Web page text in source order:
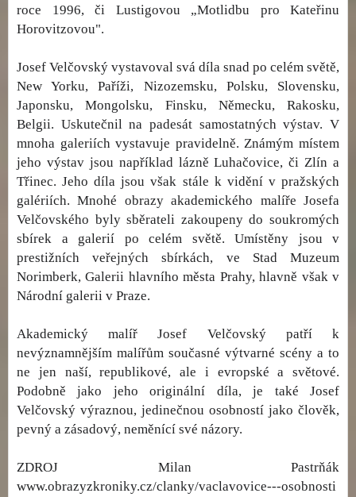
roce 1996, či Lustigovou „Motlidbu pro Kateřinu
Horovitzovou".
Josef Velčovský vystavoval svá díla snad po celém světě,
New Yorku, Paříži, Nizozemsku, Polsku, Slovensku,
Japonsku, Mongolsku, Finsku, Německu, Rakosku,
Belgii. Uskutečnil na padesát samostatných výstav. V
mnoha galeriích vystavuje pravidelně. Známým místem
jeho výstav jsou například lázně Luhačovice, či Zlín a
Třinec. Jeho díla jsou však stále k vidění v pražských
galériích. Mnohé obrazy akademického malíře Josefa
Velčovského byly sběrateli zakoupeny do soukromých
sbírek a galerií po celém světě. Umístěny jsou v
prestižních veřejných sbírkách, ve Stad Muzeum
Norimberk, Galerii hlavního města Prahy, hlavně však v
Národní galerii v Praze.
Akademický malíř Josef Velčovský patří k
nevýznamnějším malířům současné výtvarné scény a to
ne jen naší, republikové, ale i evropské a světové.
Podobně jako jeho originální díla, je také Josef
Velčovský výraznou, jedinečnou osobností jako člověk,
pevný a zásadový, neměnící své názory.
ZDROJ Milan Pastrňák
www.obrazyzkroniky.cz/clanky/vaclavovice---osobnosti